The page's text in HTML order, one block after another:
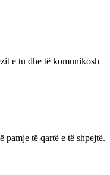
e tu dhe të komunikosh
pamje të qartë e të shpejtë.